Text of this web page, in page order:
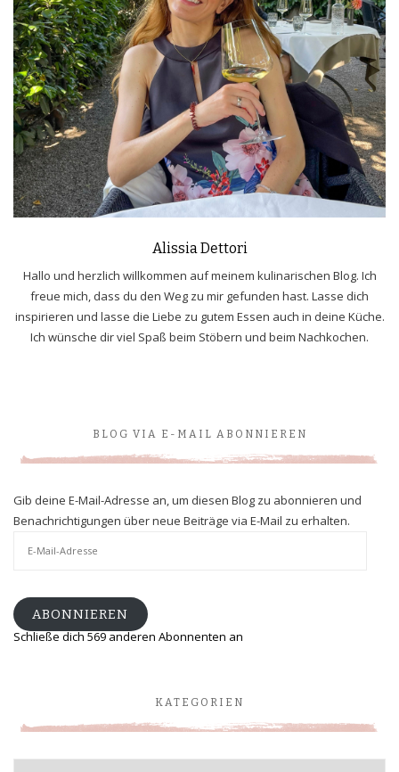
Alissia Dettori
Hallo und herzlich willkommen auf meinem kulinarischen Blog. Ich
freue mich, dass du den Weg zu mir gefunden hast. Lasse dich
inspirieren und lasse die Liebe zu gutem Essen auch in deine Küche.
Ich wünsche dir viel Spaß beim Stöbern und beim Nachkochen.
BLOG VIA E-MAIL ABONNIEREN
Gib deine E-Mail-Adresse an, um diesen Blog zu abonnieren und
Benachrichtigungen über neue Beiträge via E-Mail zu erhalten.
ABONNIEREN
Schließe dich 569 anderen Abonnenten an
KATEGORIEN
Kategorien